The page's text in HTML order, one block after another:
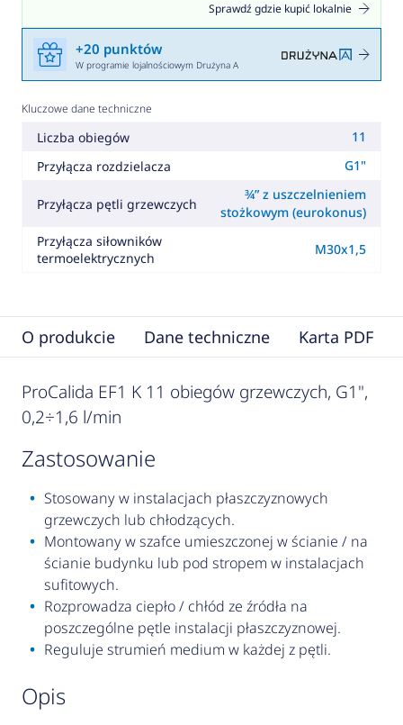
Sprawdź gdzie kupić lokalnie
+20 punktów
W programie lojalnościowym Drużyna A
Kluczowe dane techniczne
Liczba obiegów
11
Przyłącza rozdzielacza
G1"
Przyłącza pętli grzewczych
¾” z uszczelnieniem
stożkowym (eurokonus)
Przyłącza siłowników
termoelektrycznych
M30x1,5
O produkcie Dane techniczne Karta PDF
ProCalida EF1 K 11 obiegów grzewczych, G1",
0,2÷1,6 l/min
zastosowanie
Stosowany w instalacjach płaszczyznowych
grzewczych lub chłodzących.
Montowany w szafce umieszczonej w ścianie / na
ścianie budynku lub pod stropem w instalacjach
sufitowych.
Rozprowadza ciepło / chłód ze źródła na
poszczególne pętle instalacji płaszczyznowej.
Reguluje strumień medium w każdej z pętli.
opis